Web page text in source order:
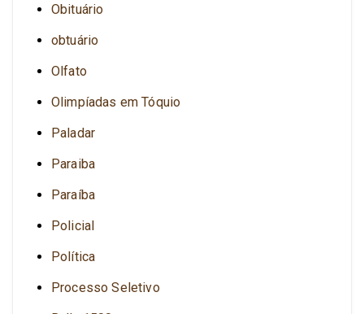
Obituário
obtuário
Olfato
Olimpíadas em Tóquio
Paladar
Paraiba
Paraíba
Policial
Política
Processo Seletivo